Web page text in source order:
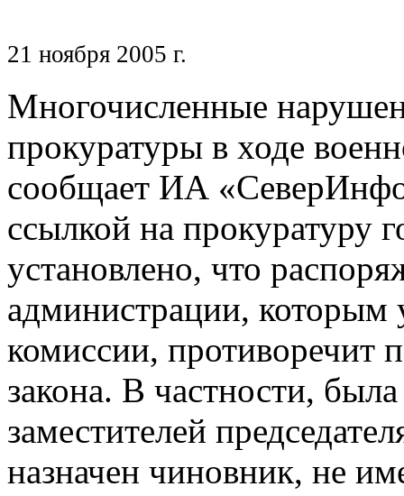
21 ноября 2005 г.
Многочисленные
прокуратуры в ходе
сообщает ИА
ссылкой на прокуратуру
установлено, что
администрации, которым
комиссии, противоречит
закона. В частности,
заместителей
назначен чиновник, не